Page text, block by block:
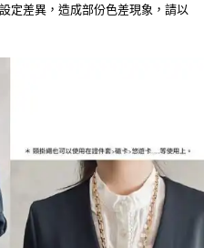
定差異，造成部份色差現象，請以